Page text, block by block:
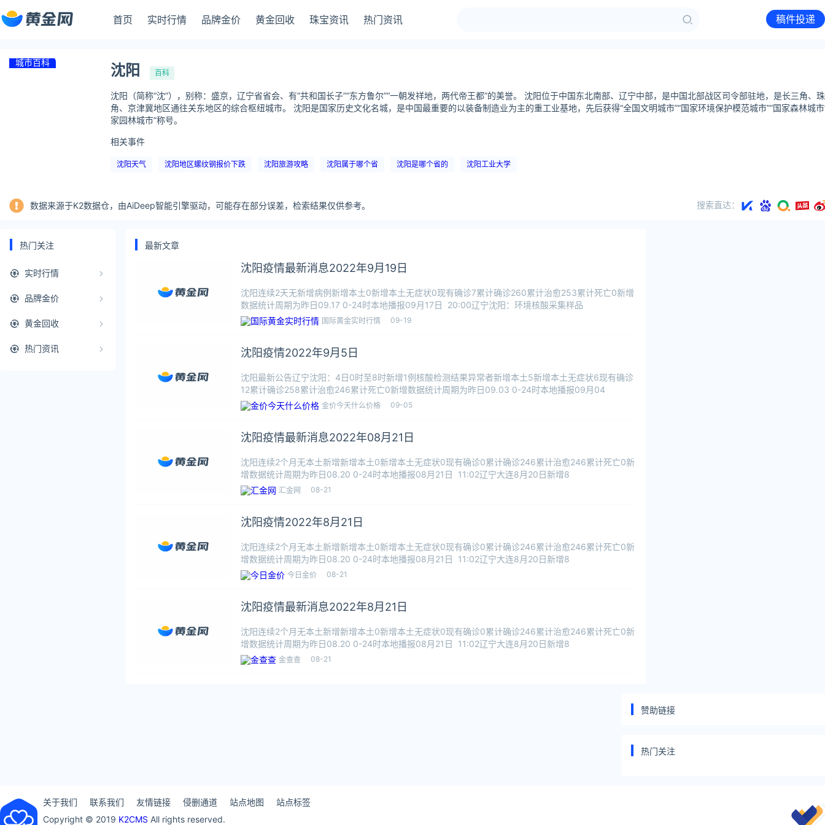
首页 实时行情 品牌金价 黄金回收 珠宝资讯 热门资讯 稿件投递
城市百科 沈阳 百科
沈阳（简称“沈”），别称：盛京，辽宁省省会、有“共和国长子”“东方鲁尔”“一朝发祥地，两代帝王都”的美誉。 沈阳位于中国东北南部、辽宁中部，是中国北部战区司令部驻地，是长三角、
角、京津冀地区通往关东地区的综合枢纽城市。 沈阳是国家历史文化名城，是中国最重要的以装备制造业为主的重工业基地，先后获得“全国文明城市”“国家环境保护模范城市”“国家森林城市
家园林城市”称号。
相关事件
沈阳天气 沈阳地区螺纹钢报价下跌 沈阳旅游攻略 沈阳属于哪个省 沈阳是哪个省的 沈阳工业大学
数据来源于K2数据仓，由AiDeep智能引擎驱动，可能存在部分误差，检索结果仅供参考。 搜索直达：
热门关注
实时行情
品牌金价
黄金回收
热门资讯
最新文章
沈阳疫情最新消息2022年9月19日
沈阳连续2天无新增病例新增本土0新增本土无症状0现有确诊7累计确诊260累计治愈253累计死亡0新增
数据统计周期为昨日09.17 0-24时本地播报09月17日 20:00辽宁沈阳：环境核酸采集样品
国际黄金实时行情 09-19
沈阳疫情2022年9月5日
沈阳最新公告辽宁沈阳：4日0时至8时新增1例核酸检测结果异常者新增本土5新增本土无症状6现有确诊
12累计确诊258累计治愈246累计死亡0新增数据统计周期为昨日09.03 0-24时本地播报09月04
金价今天什么价格 09-05
沈阳疫情最新消息2022年08月21日
沈阳连续2个月无本土新增新增本土0新增本土无症状0现有确诊0累计确诊246累计治愈246累计死亡0新
增数据统计周期为昨日08.20 0-24时本地播报08月21日 11:02辽宁大连8月20日新增8
汇金网 08-21
沈阳疫情2022年8月21日
沈阳连续2个月无本土新增新增本土0新增本土无症状0现有确诊0累计确诊246累计治愈246累计死亡0新
增数据统计周期为昨日08.20 0-24时本地播报08月21日 11:02辽宁大连8月20日新增8
今日金价 08-21
沈阳疫情最新消息2022年8月21日
沈阳连续2个月无本土新增新增本土0新增本土无症状0现有确诊0累计确诊246累计治愈246累计死亡0新
增数据统计周期为昨日08.20 0-24时本地播报08月21日 11:02辽宁大连8月20日新增8
金查查 08-21
赞助链接
热门关注
关于我们 联系我们 友情链接 侵删通道 站点地图
站点标签
Copyright © 2019 K2CMS All rights reserved.